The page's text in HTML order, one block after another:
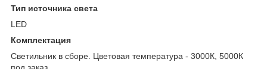
Тип источника света
LED
Комплектация
Светильник в сборе. Цветовая температура - 3000К, 5000К